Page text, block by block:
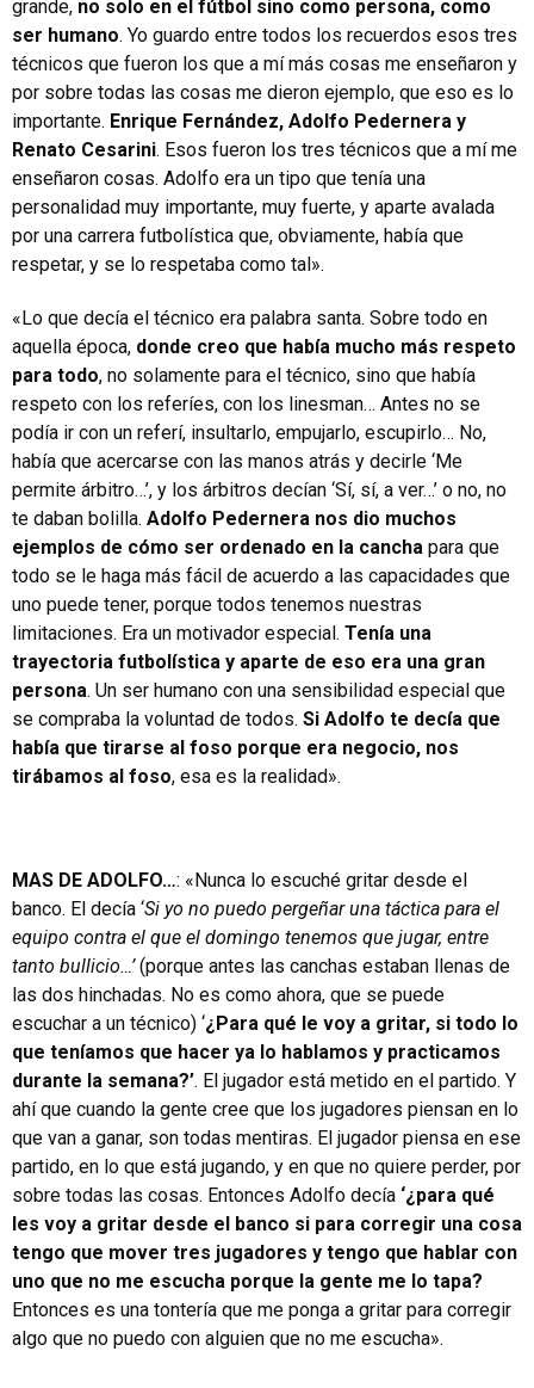
grande, no solo en el fútbol sino como persona, como
ser humano. Yo guardo entre todos los recuerdos esos tres
técnicos que fueron los que a mí más cosas me enseñaron y
por sobre todas las cosas me dieron ejemplo, que eso es lo
importante. Enrique Fernández, Adolfo Pedernera y
Renato Cesarini. Esos fueron los tres técnicos que a mí me
enseñaron cosas. Adolfo era un tipo que tenía una
personalidad muy importante, muy fuerte, y aparte avalada
por una carrera futbolística que, obviamente, había que
respetar, y se lo respetaba como tal».
«Lo que decía el técnico era palabra santa. Sobre todo en
aquella época, donde creo que había mucho más respeto
para todo, no solamente para el técnico, sino que había
respeto con los referíes, con los linesman… Antes no se
podía ir con un referí, insultarlo, empujarlo, escupirlo… No,
había que acercarse con las manos atrás y decirle ‘Me
permite árbitro…’, y los árbitros decían ‘Sí, sí, a ver…’ o no, no
te daban bolilla. Adolfo Pedernera nos dio muchos
ejemplos de cómo ser ordenado en la cancha para que
todo se le haga más fácil de acuerdo a las capacidades que
uno puede tener, porque todos tenemos nuestras
limitaciones. Era un motivador especial. Tenía una
trayectoria futbolística y aparte de eso era una gran
persona. Un ser humano con una sensibilidad especial que
se compraba la voluntad de todos. Si Adolfo te decía que
había que tirarse al foso porque era negocio, nos
tirábamos al foso, esa es la realidad».
MAS DE ADOLFO…: «Nunca lo escuché gritar desde el
banco. El decía ‘Si yo no puedo pergeñar una táctica para el
equipo contra el que el domingo tenemos que jugar, entre
tanto bullicio…’(porque antes las canchas estaban llenas de
las dos hinchadas. No es como ahora, que se puede
escuchar a un técnico) ‘¿Para qué le voy a gritar, si todo lo
que teníamos que hacer ya lo hablamos y practicamos
durante la semana?’. El jugador está metido en el partido. Y
ahí que cuando la gente cree que los jugadores piensan en lo
que van a ganar, son todas mentiras. El jugador piensa en ese
partido, en lo que está jugando, y en que no quiere perder, por
sobre todas las cosas. Entonces Adolfo decía ‘¿para qué
les voy a gritar desde el banco si para corregir una cosa
tengo que mover tres jugadores y tengo que hablar con
uno que no me escucha porque la gente me lo tapa?
Entonces es una tontería que me ponga a gritar para corregir
algo que no puedo con alguien que no me escucha».